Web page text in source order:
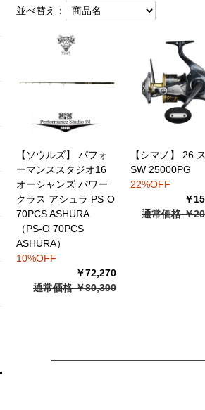
並べ替え：
【ソウルズ】 パフォ
ーマンススタジオ16
オーシャンズ パワー
クラス アシュラ PS-O
70PCS ASHURA
（PS-O 70PCS
ASHURA）
10%OFF
￥72,270
通常価格 ￥80,300
【シマノ】 26
SW 25000PG
22%OFF
￥
通常価格 ￥